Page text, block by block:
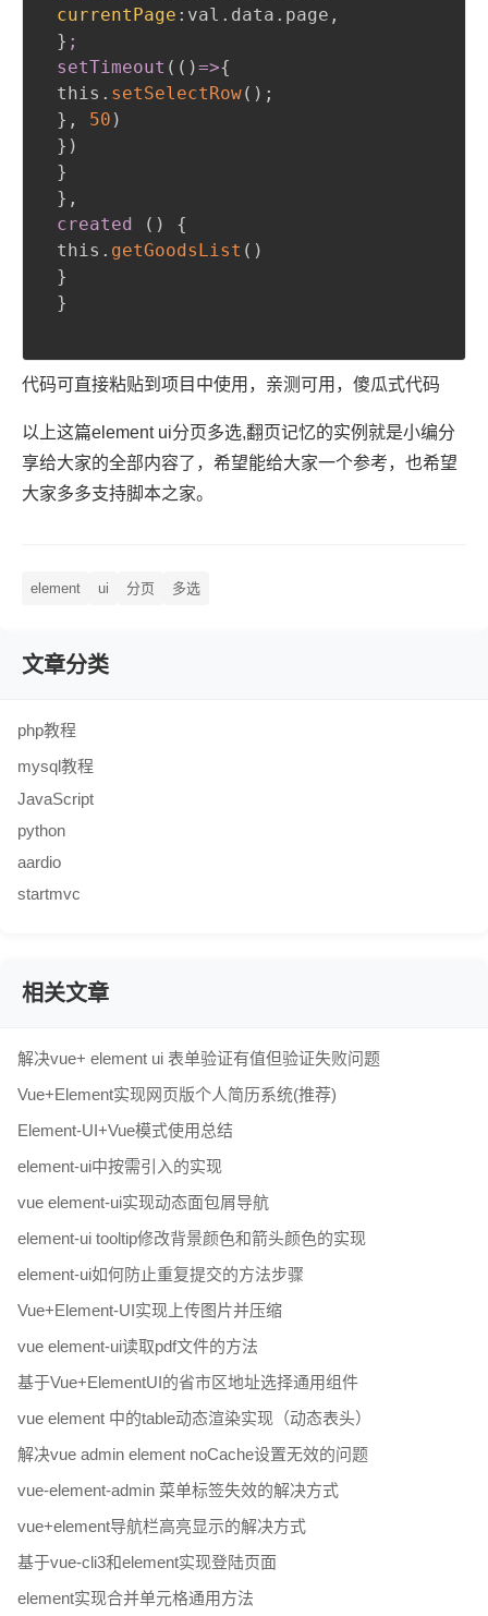
currentPage : val.data.page ,
} ;
setTimeout ( ( )=>{
this. setSelectRow( ) ;
} , 50 )
} )
}
} ,
created
( )
{
this. getGoodsList ( )
}
}
代码可直接粘贴到项目中使用，亲测可用，傻瓜式代码
以上这篇element ui分页多选,翻页记忆的实例就是小编分
享给大家的全部内容了，希望能给大家一个参考，也希望
大家多多支持脚本之家。
element ui 分页 多选
文章分类
php教程
mysql教程
JavaScript
python
aardio
startmvc
相关文章
解决vue+ element ui 表单验证有值但验证失败问题
Vue+Element实现网页版个人简历系统(推荐)
Element-UI+Vue模式使用总结
element-ui中按需引入的实现
vue element-ui实现动态面包屑导航
element-ui tooltip修改背景颜色和箭头颜色的实现
element-ui如何防止重复提交的方法步骤
Vue+Element-UI实现上传图片并压缩
vue element-ui读取pdf文件的方法
基于Vue+ElementUI的省市区地址选择通用组件
vue element 中的table动态渲染实现（动态表头）
解决vue admin element noCache设置无效的问题
vue-element-admin 菜单标签失效的解决方式
vue+element导航栏高亮显示的解决方式
基于vue-cli3和element实现登陆页面
element实现合并单元格通用方法